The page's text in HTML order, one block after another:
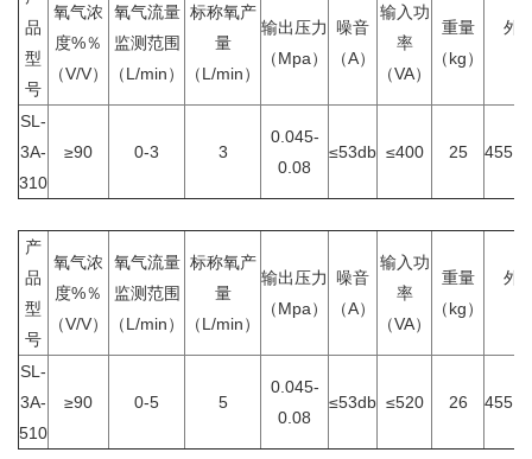
品
型
号
氧气浓
度%％
（V/V）
氧气流量
监测范围
（L/min）
标称氧产
量
（L/min）
输出压力
（Mpa）
噪音
（A）
输入功
率
（VA）
重量
（kg）
外
SL-
3A-
310
≥90 0-3 3
0.045-
0.08
≤53db ≤400 25
产
品
型
号
氧气浓
度%％
（V/V）
氧气流量
监测范围
（L/min）
标称氧产
量
（L/min）
输出压力
（Mpa）
噪音
（A）
输入功
率
（VA）
重量
（kg）
外
SL-
3A-
510
≥90 0-5 5
0.045-
0.08
≤53db ≤520 26